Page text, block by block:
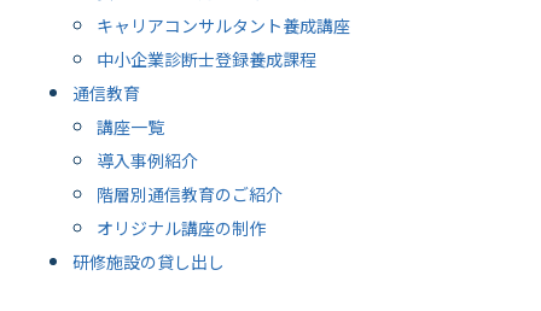
キャリアコンサルタント養成講座
中小企業診断士登録養成課程
通信教育
講座一覧
導入事例紹介
階層別通信教育のご紹介
オリジナル講座の制作
研修施設の貸し出し